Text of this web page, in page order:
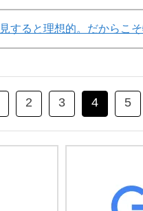
すると理想的。だからこ
2 3 4 5